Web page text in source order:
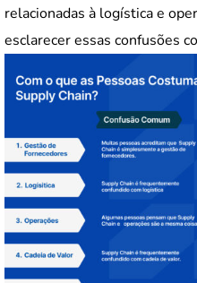
relacionadas à logística e
esclarecer essas confusões